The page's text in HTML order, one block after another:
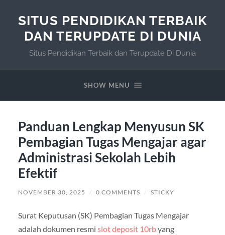
SITUS PENDIDIKAN TERBAIK
DAN TERUPDATE DI DUNIA
Situs Pendidikan Terbaik dan Terupdate Di Dunia
SHOW MENU
Panduan Lengkap Menyusun SK
Pembagian Tugas Mengajar agar
Administrasi Sekolah Lebih
Efektif
NOVEMBER 30, 2025 / 0 COMMENTS / STICKY
Surat Keputusan (SK) Pembagian Tugas Mengajar
adalah dokumen resmi slot deposit 10rbyang